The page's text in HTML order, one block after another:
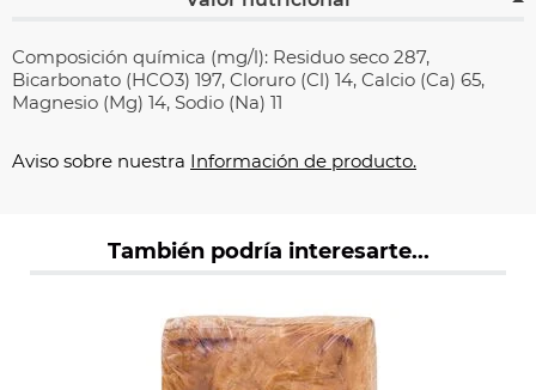
Composición química (mg/l): Residuo seco 287,
Bicarbonato (HCO3) 197, Cloruro (Cl) 14, Calcio (Ca) 65,
Magnesio (Mg) 14, Sodio (Na) 11
Aviso sobre nuestra Información de producto.
También podría interesarte...